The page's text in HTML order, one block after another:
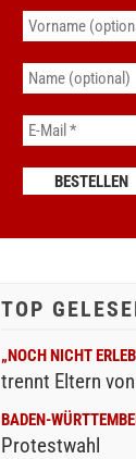
TOP
„NOCH NICHT
trennt Eltern
BADEN-
Protestwahl